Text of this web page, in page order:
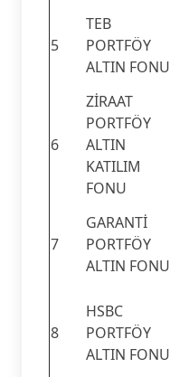
5
TEB
PORTFÖY
ALTIN FONU
6
ZİRAAT
PORTFÖY
ALTIN
KATILIM
FONU
7
GARANTİ
PORTFÖY
ALTIN FONU
8
HSBC
PORTFÖY
ALTIN FONU